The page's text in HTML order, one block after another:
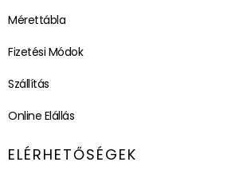
Mérettábla
Fizetési Módok
Szállítás
Online Elállás
ELÉRHETŐSÉGEK